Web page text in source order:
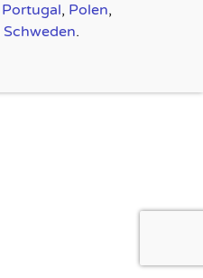
Portugal, Polen,
Schweden.